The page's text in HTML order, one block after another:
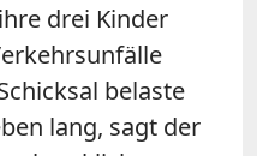
drei Kinder
belaste
lang, sagt der